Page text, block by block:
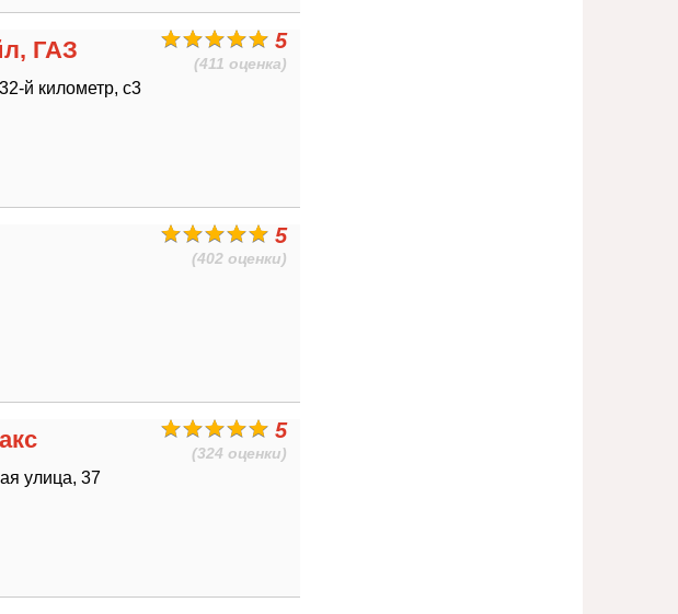
5
(411 оценка)
ГАЗ
й километр, с3
5
(402 оценки)
5
(324 оценки)
улица, 37